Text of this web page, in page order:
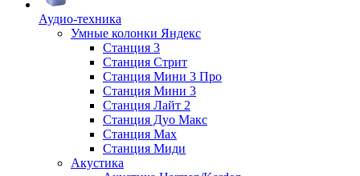
Аудио-техника
Умные колонки Яндекс
Станция 3
Станция Стрит
Станция Мини 3 Про
Станция Мини 3
Станция Лайт 2
Станция Дуо Макс
Станция Max
Станция Миди
Акустика